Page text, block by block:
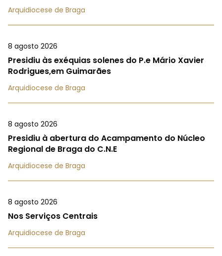
Arquidiocese de Braga
8 agosto 2026
Presidiu às exéquias solenes do P.e Mário Xavier
Rodrigues,em Guimarães
Arquidiocese de Braga
8 agosto 2026
Presidiu à abertura do Acampamento do Núcleo
Regional de Braga do C.N.E
Arquidiocese de Braga
8 agosto 2026
Nos Serviços Centrais
Arquidiocese de Braga